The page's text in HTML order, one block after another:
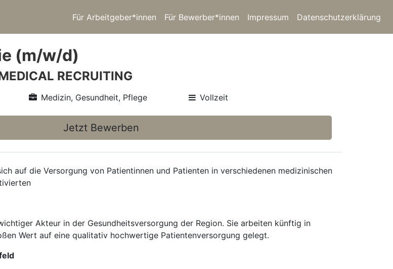
Für Arbeitgeber*innen Für Bewerber*innen Impressum Datenschutzerklärung
(m/w/d)
RECRUITING
Medizin, Gesundheit, Pflege Vollzeit
Jetzt Bewerben
auf die Versorgung von Patientinnen und Patienten in verschiedenen medizinischen
Akteur in der Gesundheitsversorgung der Region. Sie arbeiten künftig in
Wert auf eine qualitativ hochwertige Patientenversorgung gelegt.